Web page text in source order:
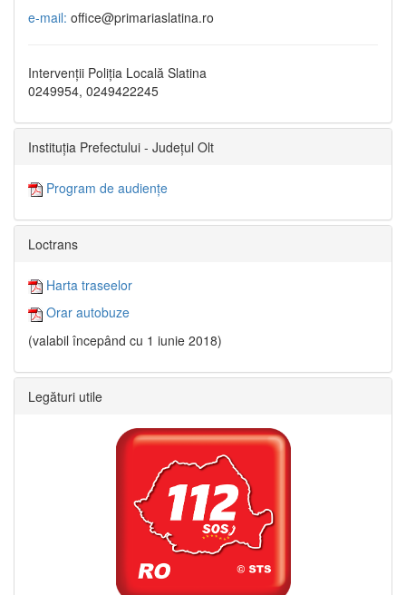
e-mail: office@primariaslatina.ro
Intervenții Poliția Locală Slatina
0249954, 0249422245
Instituția Prefectului - Județul Olt
Program de audiențe
Loctrans
Harta traseelor
Orar autobuze
(valabil începând cu 1 iunie 2018)
Legături utile